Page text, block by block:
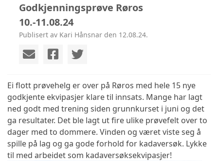
Godkjenningsprøve Røros
10.-11.08.24
Publisert av Kari Hånsnar den 12.08.24.
Ei flott prøvehelg er over på Røros med hele 15 nye
godkjente ekvipasjer klare til innsats. Mange har lagt
ned godt med trening siden grunnkurset i juni og det
ga resultater. Det ble lagt ut fire ulike prøvefelt over to
dager med to dommere. Vinden og været viste seg å
spille på lag og ga gode forhold for kadaversøk. Lykke
til med arbeidet som kadaversøksekvipasjer!